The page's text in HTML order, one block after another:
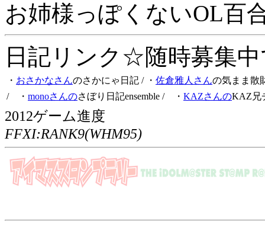
お姉様っぽくないOL百
日記リンク☆随時募集
・ おさかなさんのさかにゃ日記 / ・ 佐倉雅人さんの気まま散
/ ・ monoさんのさぼり日記ensemble / ・ KAZさんのKAZ兄
2012ゲーム進度
FFXI:RANK9(WHM95)